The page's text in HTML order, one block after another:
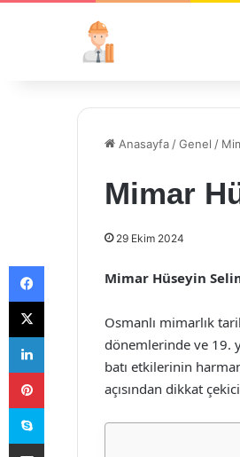
Anasayfa /Genel /
Mimar
29 Ekim 2024
Mimar Hüseyin
Osmanlı mimarlık
dönemlerinde ve 19.
batı etkilerinin
açısından dikkat
Facebook
X
LinkedIn
Pinterest
Skype
E-Posta ile paylaş